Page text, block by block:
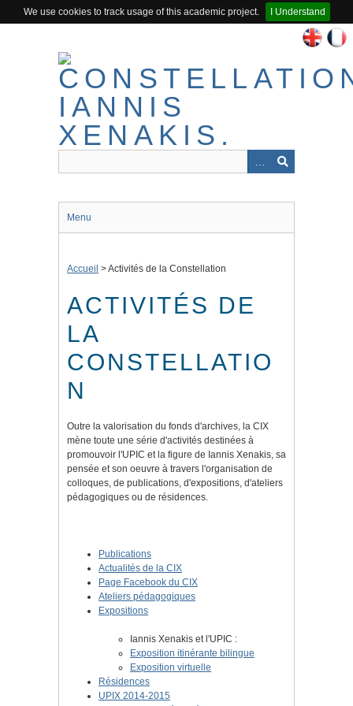
We use cookies to track usage of this academic project.
I Understand
Menu
Accueil >Activités de la Constellation
ACTIVITÉS DE
LA
CONSTELLATIO
N
Outre la valorisation du fonds d'archives, la CIX
mène toute une série d'activités destinées à
promouvoir l'UPIC et la figure de Iannis Xenakis, sa
pensée et son oeuvre à travers l'organisation de
colloques, de publications, d'expositions, d'ateliers
pédagogiques ou de résidences.
Publications
Actualités de la CIX
Page Facebook du CIX
Ateliers pédagogiques
Expositions
Iannis Xenakis et l'UPIC :
Exposition itinérante bilingue
Exposition virtuelle
Résidences
UPIX 2014-2015